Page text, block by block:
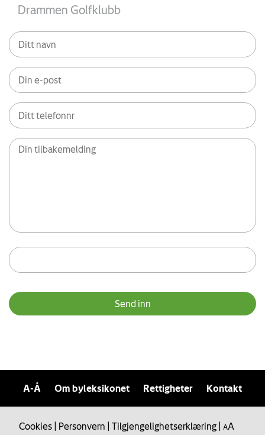
A-Å Om byleksikonet Rettigheter Kontakt
Cookies Personvern Tilgjengelighetserklæring AA